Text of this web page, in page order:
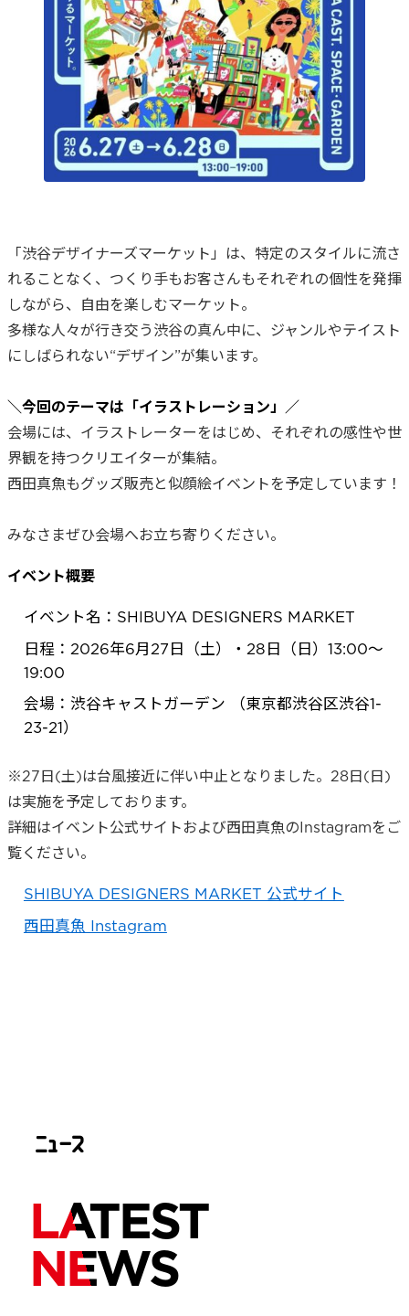
ニュース
LATEST
NEWS
「渋谷デザイナーズマーケット」は、特定のスタイルに流さ
れることなく、つくり手もお客さんもそれぞれの個性を発揮
しながら、自由を楽しむマーケット。
多様な人々が行き交う渋谷の真ん中に、ジャンルやテイスト
にしばられない“デザイン”が集います。
＼今回のテーマは「イラストレーション」／
会場には、イラストレーターをはじめ、それぞれの感性や世
界観を持つクリエイターが集結。
西田真魚もグッズ販売と似顔絵イベントを予定しています！
みなさまぜひ会場へお立ち寄りください。
イベント概要
イベント名：SHIBUYA DESIGNERS MARKET
日程：2026年6月27日（土）・28日（日）13:00〜
19:00
会場：渋谷キャストガーデン （東京都渋谷区渋谷1-
23-21）
※27日(土)は台風接近に伴い中止となりました。28日(日)
は実施を予定しております。
詳細はイベント公式サイトおよび西田真魚のInstagramをご
覧ください。
SHIBUYA DESIGNERS MARKET 公式サイト
西田真魚 Instagram